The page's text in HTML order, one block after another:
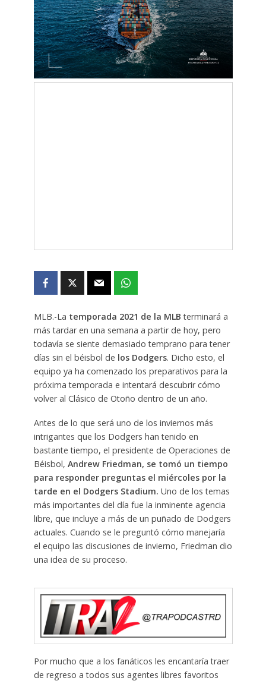
MLB.-La temporada 2021 de la MLB terminará a
más tardar en una semana a partir de hoy, pero
todavía se siente demasiado temprano para tener
días sin el béisbol de los Dodgers. Dicho esto, el
equipo ya ha comenzado los preparativos para la
próxima temporada e intentará descubrir cómo
volver al Clásico de Otoño dentro de un año.
Antes de lo que será uno de los inviernos más
intrigantes que los Dodgers han tenido en
bastante tiempo, el presidente de Operaciones de
Béisbol, Andrew Friedman, se tomó un tiempo
para responder preguntas el miércoles por la
tarde en el Dodgers Stadium. Uno de los temas
más importantes del día fue la inminente agencia
libre, que incluye a más de un puñado de Dodgers
actuales. Cuando se le preguntó cómo manejaría
el equipo las discusiones de invierno, Friedman dio
una idea de su proceso.
Por mucho que a los fanáticos les encantaría traer
de regreso a todos sus agentes libres favoritos